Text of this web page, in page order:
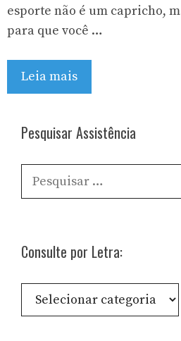
esporte não é um capricho,
para que você …
Leia mais
Pesquisar Assistência
Pesquisar
por:
Consulte por Letra:
Consulte